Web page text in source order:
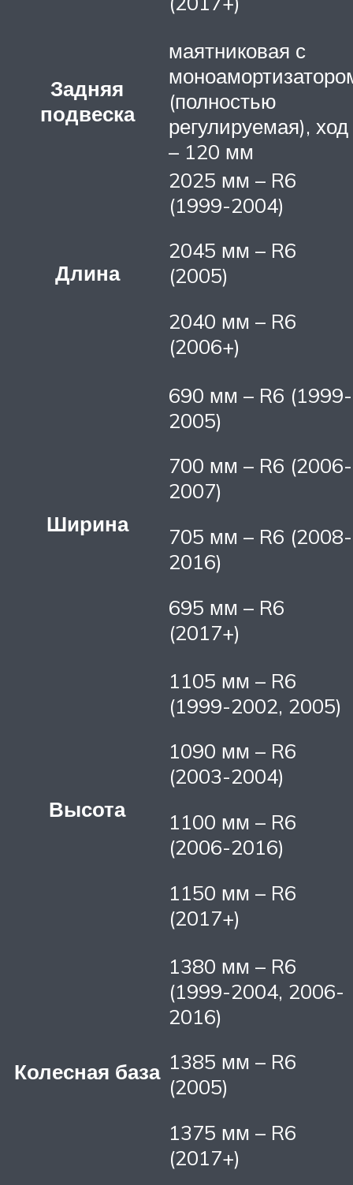
Задняя
подвеска
маятниковая с
(полностью
регулируемая), ход
– 120 мм
Длина
2025 мм – R6
(1999-2004)
2045 мм – R6
(2005)
2040 мм – R6
(2006+)
Ширина
690 мм – R6 (1999-
2005)
700 мм – R6 (2006-
2007)
705 мм – R6 (2008-
2016)
695 мм – R6
(2017+)
Высота
1105 мм – R6
(1999-2002, 2005)
1090 мм – R6
(2003-2004)
1100 мм – R6
(2006-2016)
1150 мм – R6
(2017+)
Колесная база
1380 мм – R6
(1999-2004, 2006-
2016)
1385 мм – R6
(2005)
1375 мм – R6
(2017+)